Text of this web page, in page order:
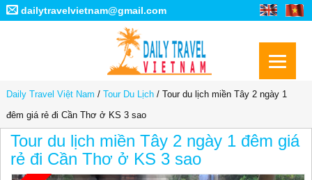
dailytravelvietnam@gmail.com
Daily Travel Việt Nam / Tour Du Lịch/ Tour du lịch miền Tây 2 ngày 1
đêm giá rẻ đi Cần Thơ ở KS 3 sao
Tour du lịch miền Tây 2 ngày 1 đêm giá
rẻ đi Cần Thơ ở KS 3 sao